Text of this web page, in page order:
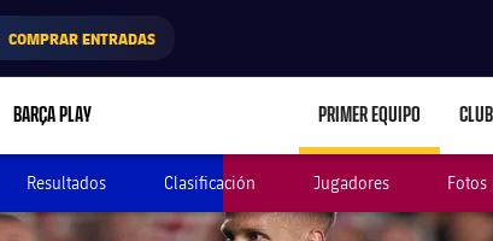
COMPRAR ENTRADAS
BARÇA PLAY PRIMER EQUIPO CLUB
Resultados Clasificación Jugadores Fotos